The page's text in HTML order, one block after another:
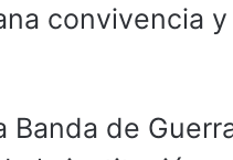
convivencia y
de